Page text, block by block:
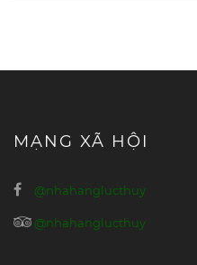
MẠNG XÃ HỘI
@nhahanglucthuy
@nhahanglucthuy